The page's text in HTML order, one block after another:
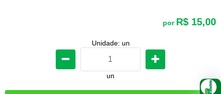
por R$ 15,00
Unidade: un
un